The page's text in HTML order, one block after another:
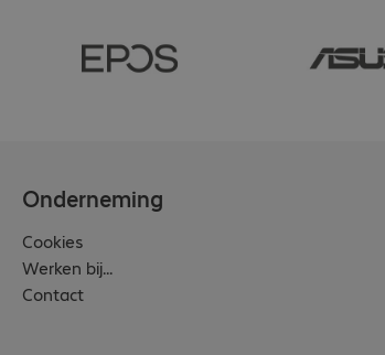
Onderneming
Cookies
Werken bij...
Contact